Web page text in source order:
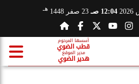
12:04 صـ 23 صفر 1448 هـ
أسسها المرحوم
قطب الضوي
مدير الموقع
هدير الضوي